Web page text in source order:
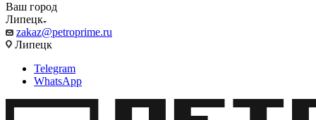
Ваш город
Липецк
zakaz@petroprime.ru
Липецк
Telegram
WhatsApp